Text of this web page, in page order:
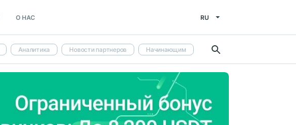
О НАС RU
Аналитика Новости партнеров Начинающим